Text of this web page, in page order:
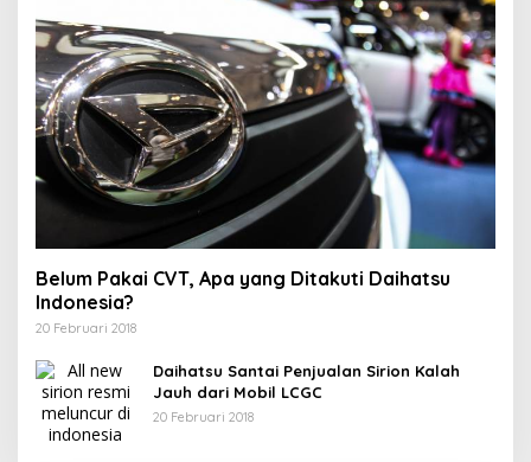
Belum Pakai CVT, Apa yang Ditakuti Daihatsu
Indonesia?
20 Februari 2018
Daihatsu Santai Penjualan Sirion Kalah
Jauh dari Mobil LCGC
20 Februari 2018